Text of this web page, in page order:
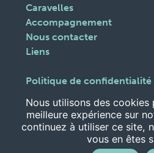
Caravelles
Accompagnement
Nous contacter
Liens
Politique de confidentialité
© Caravelles - Illustrations
Nous utilisons des
meilleure expérience sur
continuez à utiliser ce site,
vous en êtes